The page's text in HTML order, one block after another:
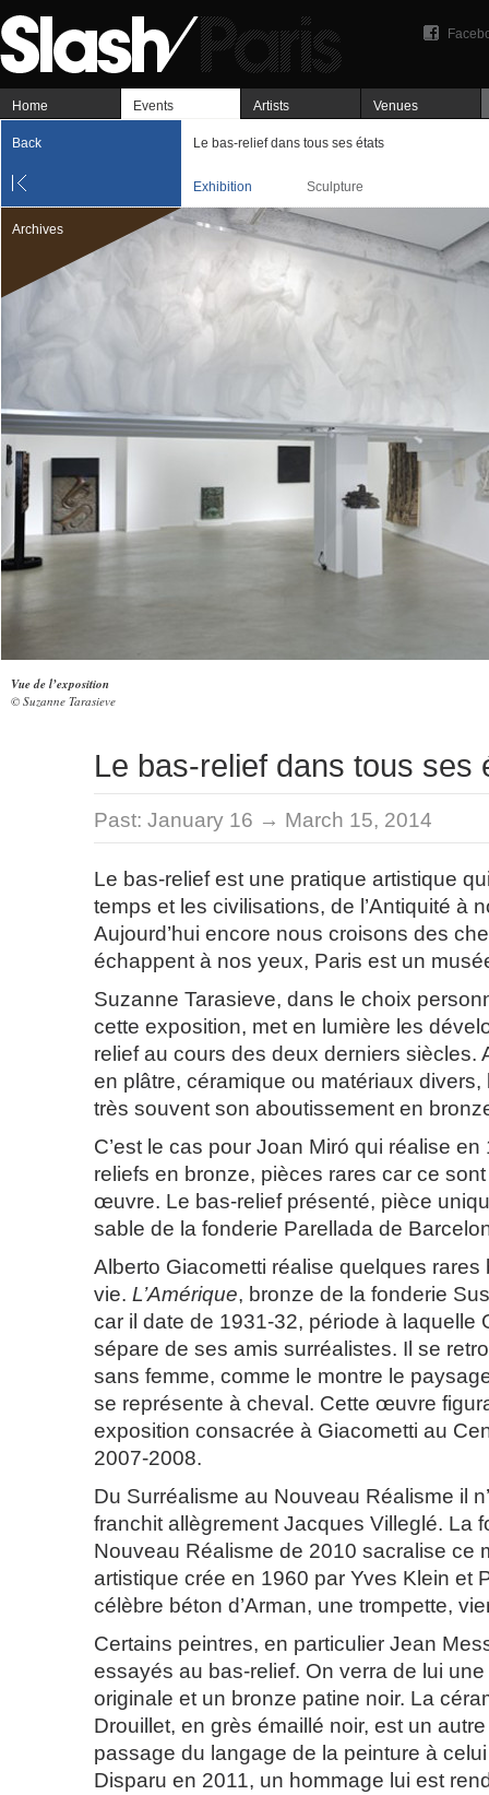
Home Events Artists Venues
Back Le bas-relief dans tous ses états
Exhibition Sculpture
Archives
Vue de l’exposition
© Suzanne Tarasieve
Le bas-relief dans tous ses
Past: January 16 → March 15, 2014
Le bas-relief est une pratique artistique
temps et les civilisations, de l’Antiquité à
Aujourd’hui encore nous croisons des
échappent à nos yeux, Paris est un
Suzanne Tarasieve, dans le choix
cette exposition, met en lumière les
relief au cours des deux derniers siècles.
en plâtre, céramique ou matériaux divers,
très souvent son aboutissement en
C’est le cas pour Joan Miró qui réalise
reliefs en bronze, pièces rares car ce
œuvre. Le bas-relief présenté, pièce
sable de la fonderie Parellada de
Alberto Giacometti réalise quelques rares
vie. L’Amérique, bronze de la fonderie
car il date de 1931-32, période à laquelle
sépare de ses amis surréalistes. Il se
sans femme, comme le montre le
se représente à cheval. Cette œuvre
exposition consacrée à Giacometti au
2007-2008.
Du Surréalisme au Nouveau Réalisme il
franchit allègrement Jacques Villeglé. La
Nouveau Réalisme de 2010 sacralise ce
artistique crée en 1960 par Yves Klein et
célèbre béton d’Arman, une trompette,
Certains peintres, en particulier Jean
essayés au bas-relief. On verra de lui
originale et un bronze patine noir. La
Drouillet, en grès émaillé noir, est un
passage du langage de la peinture à
Disparu en 2011, un hommage lui est